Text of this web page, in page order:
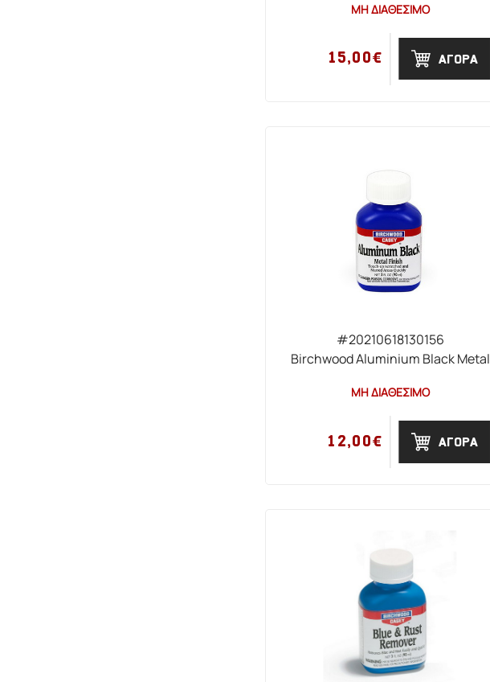
ΜΗ ΔΙΑΘΕΣΙΜΟ
15,00€ ΑΓΟΡΑ
#20210618130156
Birchwood Aluminium Black Metal
ΜΗ ΔΙΑΘΕΣΙΜΟ
12,00€ ΑΓΟΡΑ